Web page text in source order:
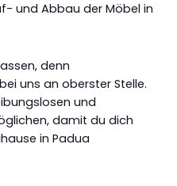
und Abbau der Möbel in
denn
uns an oberster Stelle.
und
damit du dich
in Padua